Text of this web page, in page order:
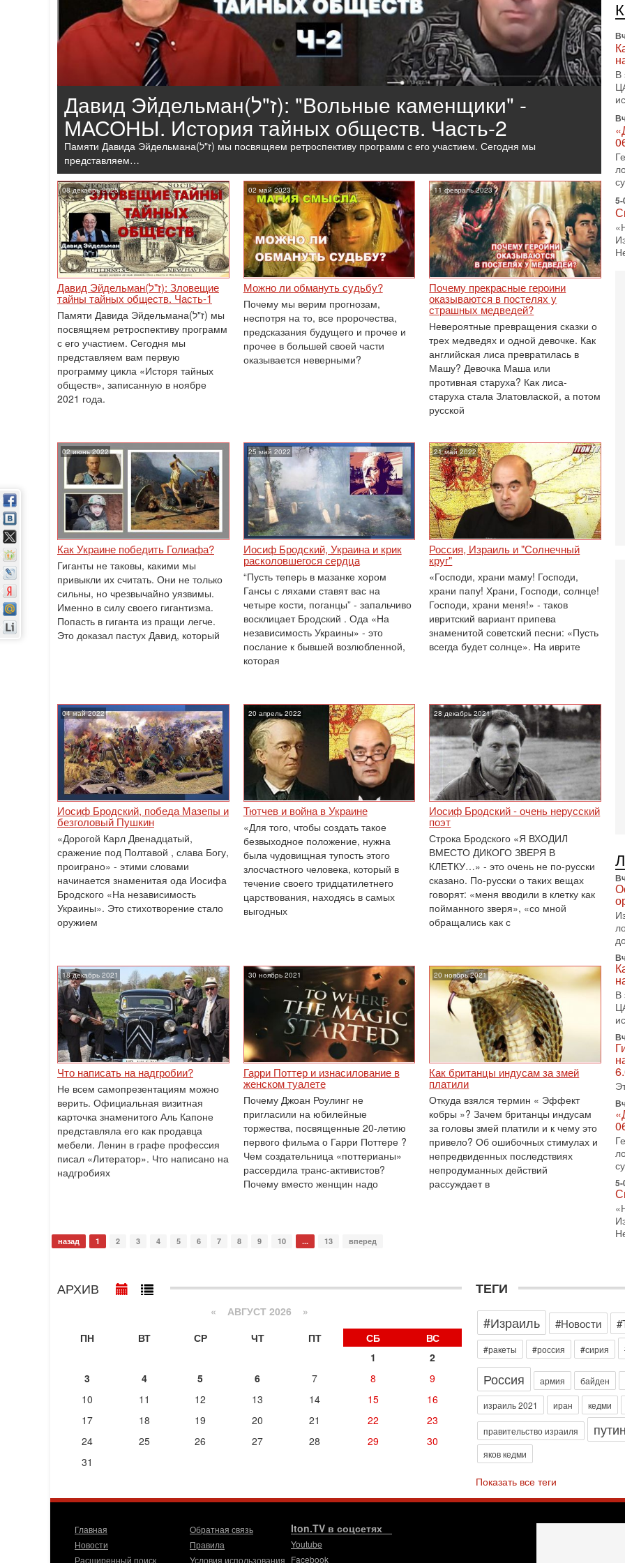
Давид Эйдельман(ז"ל): "Вольные каменщики" -
МАСОНЫ. История тайных обществ. Часть-2
Памяти Давида Эйдельмана(ז"ל) мы посвящяем ретроспективу программ с его участием. Сегодня мы
представляем…
08 декабрь 2025
Давид Эйдельман(ז"ל): Зловещие
тайны тайных обществ. Часть-1
Памяти Давида Эйдельмана(ז"ל) мы
посвящяем ретроспективу программ
с его участием. Сегодня мы
представляем вам первую
программу цикла «Исторя тайных
обществ», записанную в ноябре
2021 года.
02 май 2023
Можно ли обмануть судьбу?
Почему мы верим прогнозам,
неспотря на то, все пророчества,
предсказания будущего и прочее и
прочее в большей своей части
оказывается неверными?
11 февраль 2023
Почему прекрасные героини
оказываются в постелях у
страшных медведей?
Невероятные превращения сказки о
трех медведях и одной девочке. Как
английская лиса превратилась в
Машу? Девочка Маша или
противная старуха? Как лиса-
старуха стала Златовлаской, а потом
русской
02 июнь 2022
Как Украине победить Голиафа?
Гиганты не таковы, какими мы
привыкли их считать. Они не только
сильны, но чрезвычайно уязвимы.
Именно в силу своего гигантизма.
Попасть в гиганта из пращи легче.
Это доказал пастух Давид, который
25 май 2022
Иосиф Бродский, Украина и крик
расколовшегося сердца
“Пусть теперь в мазанке хором
Гансы с ляхами ставят вас на
четыре кости, поганцы” - запальчиво
восклицает Бродский . Ода «На
независимость Украины» - это
послание к бывшей возлюбленной,
которая
21 май 2022
Россия, Израиль и "Солнечный
круг"
«Господи, храни маму! Господи,
храни папу! Храни, Господи, солнце!
Господи, храни меня!» - таков
ивритский вариант припева
знаменитой советский песни: «Пусть
всегда будет солнце». На иврите
04 май 2022
Иосиф Бродский, победа Мазепы и
безголовый Пушкин
«Дорогой Карл Двенадцатый,
сражение под Полтавой , слава Богу,
проиграно» - этими словами
начинается знаменитая ода Иосифа
Бродского «На независимость
Украины». Это стихотворение стало
оружием
20 апрель 2022
Тютчев и война в Украине
«Для того, чтобы создать такое
безвыходное положение, нужна
была чудовищная тупость этого
злосчастного человека, который в
течение своего тридцатилетнего
царствования, находясь в самых
выгодных
28 декабрь 2021
Иосиф Бродский - очень нерусский
поэт
Строка Бродского «Я ВХОДИЛ
ВМЕСТО ДИКОГО ЗВЕРЯ В
КЛЕТКУ…» - это очень не по-русски
сказано. По-русски о таких вещах
говорят: «меня вводили в клетку как
пойманного зверя», «со мной
обращались как с
18 декабрь 2021
Что написать на надгробии?
Не всем самопрезентациям можно
верить. Официальная визитная
карточка знаменитого Аль Капоне
представляла его как продавца
мебели. Ленин в графе профессия
писал «Литератор». Что написано на
надгробиях
30 ноябрь 2021
Гарри Поттер и изнасилование в
женском туалете
Почему Джоан Роулинг не
пригласили на юбилейные
торжества, посвященные 20-летию
первого фильма о Гарри Поттере ?
Чем создательница «поттерианы»
рассердила транс-активистов?
Почему вместо женщин надо
20 ноябрь 2021
Как британцы индусам за змей
платили
Откуда взялся термин « Эффект
кобры »? Зачем британцы индусам
за головы змей платили и к чему это
привело? Об ошибочных стимулах и
непредвиденных последствиях
непродуманных действий
рассуждает в
назад 1 2 3 4 5 6 7 8 9 10 ... 13 вперед
В
5-
1-
В
В
5-
АРХИВ
« АВГУСТ 2026 »
ПН
ВТ СР ЧТ ПТ СБ
ВС
1
2
3
4 5 6 7 8
9
10
11 12 13 14 15
16
17
18 19 20 21 22
23
24
25 26 27 28 29
30
31
ТЕГИ
#Израиль
#Новости
#ракеты #россия #сирия
Россия армия байден
израиль 2021 иран кедми
правительство израиля путин
яков кедми
Показать все теги
Главная
Новости
Расширенный поиск
Обратная связь
Правила
Условия использования
Iton.TV в соцсетях
Youtube
Facebook